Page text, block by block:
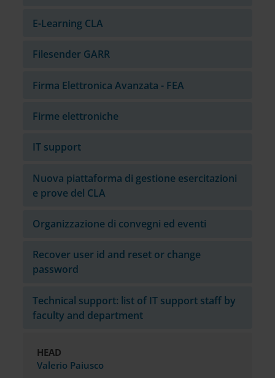
E-Learning CLA
Filesender GARR
Firma Elettronica Avanzata - FEA
Firme elettroniche
IT support
Nuova piattaforma di gestione esercitazioni
e prove del CLA
Organizzazione di convegni ed eventi
Recover user id and reset or change
password
Technical support: list of IT support staff by
faculty and department
HEAD
Valerio Paiusco